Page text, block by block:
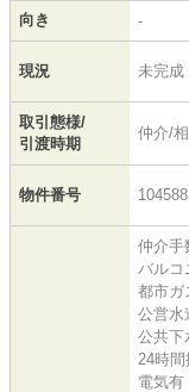
向き -
現況 未完成
取引態様/
引渡時期
仲介/
物件番号
仲介手
バルコ
都市ガ
公営水
公共下
24時
電気有